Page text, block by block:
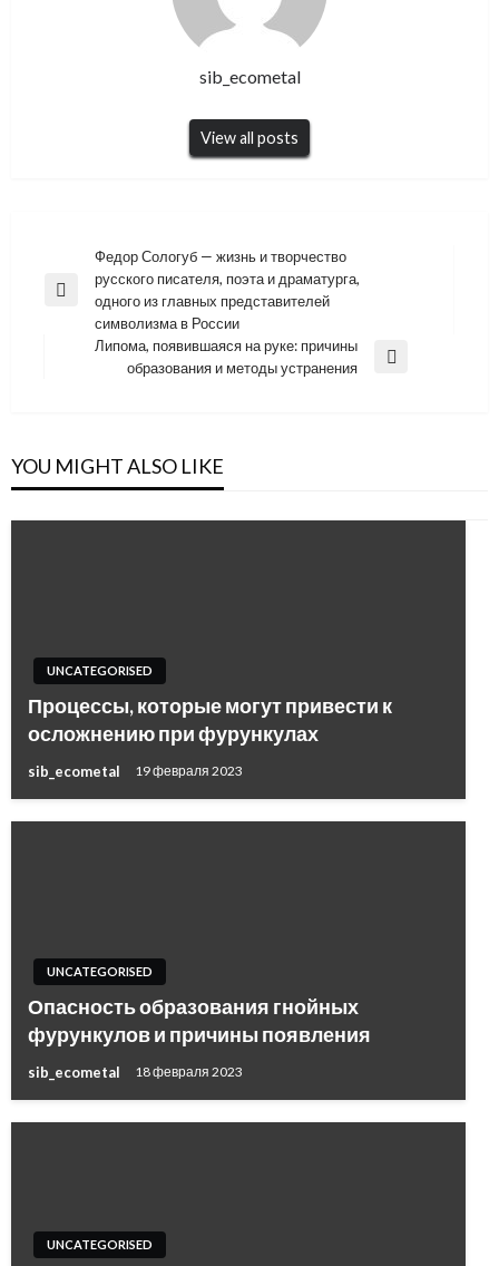
sib_ecometal
View all posts
Навигация
по
записям
Previous
Федор Сологуб — жизнь и творчество
русского писателя, поэта и драматурга,
одного из главных представителей
символизма в России
Липома, появившаяся на руке: причины
образования и методы устранения
YOU MIGHT ALSO LIKE
UNCATEGORISED
Процессы, которые могут привести к
осложнению при фурункулах
sib_ecometal 19 февраля 2023
UNCATEGORISED
Опасность образования гнойных
фурункулов и причины появления
sib_ecometal 18 февраля 2023
UNCATEGORISED